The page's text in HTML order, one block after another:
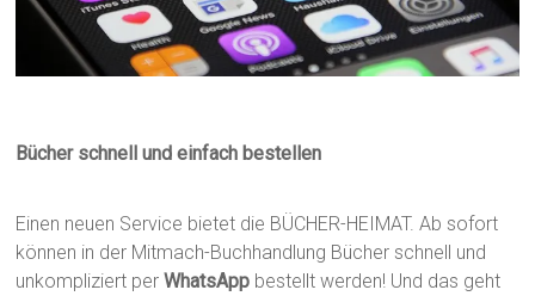
Bücher schnell und einfach bestellen
Einen neuen Service bietet die BÜCHER-HEIMAT. Ab sofort
können in der Mitmach-Buchhandlung Bücher schnell und
unkompliziert perWhatsApp bestellt werden! Und das geht